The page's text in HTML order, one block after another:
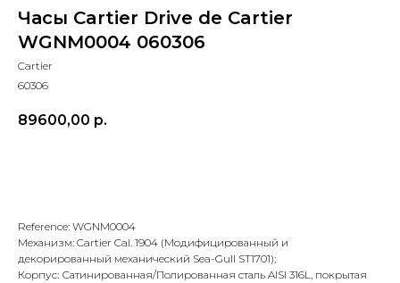
Часы Cartier Drive de Cartier
WGNM0004 060306
Cartier
60306
89600,00 р.
Reference: WGNM0004
Механизм: Cartier Cal. 1904 (Модифицированный и
декорированный механический Sea-Gull ST1701);
Корпус: Сатинированная/Полированная сталь AISI 316L, покрытая